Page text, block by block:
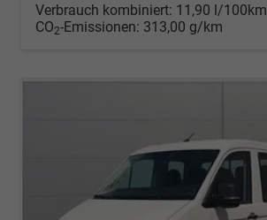
Verbrauch kombiniert: 11,90 l/100km
CO2-Emissionen: 313,00 g/km